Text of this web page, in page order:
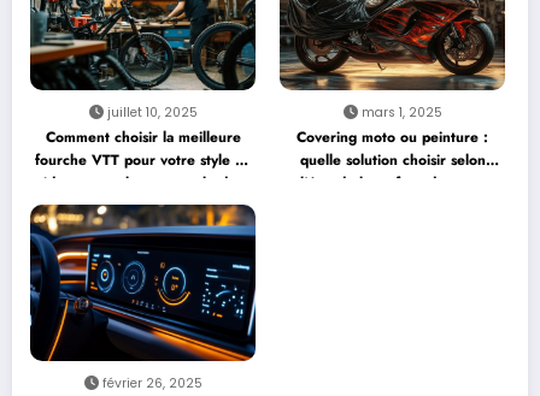
juillet 10, 2025
Comment choisir la meilleure
fourche VTT pour votre style de
ride sans exploser votre budget
?
mars 1, 2025
Covering moto ou peinture :
quelle solution choisir selon
l’état de la surface de votre
février 26, 2025